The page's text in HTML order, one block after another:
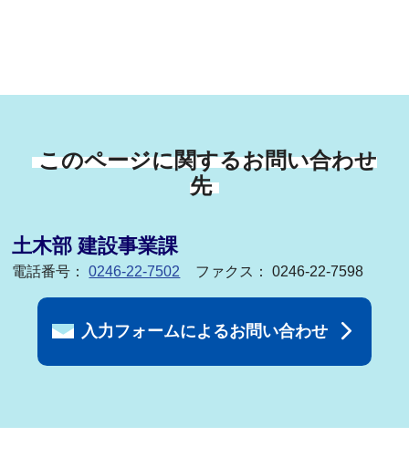
このページに関するお問い合わせ
先
土木部 建設事業課
電話番号：0246-22-7502 ファクス： 0246-22-7598
入力フォームによるお問い合わせ